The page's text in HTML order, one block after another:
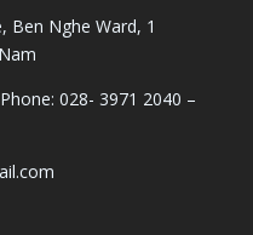
Nghe Ward, 1
028- 3971 2040 –